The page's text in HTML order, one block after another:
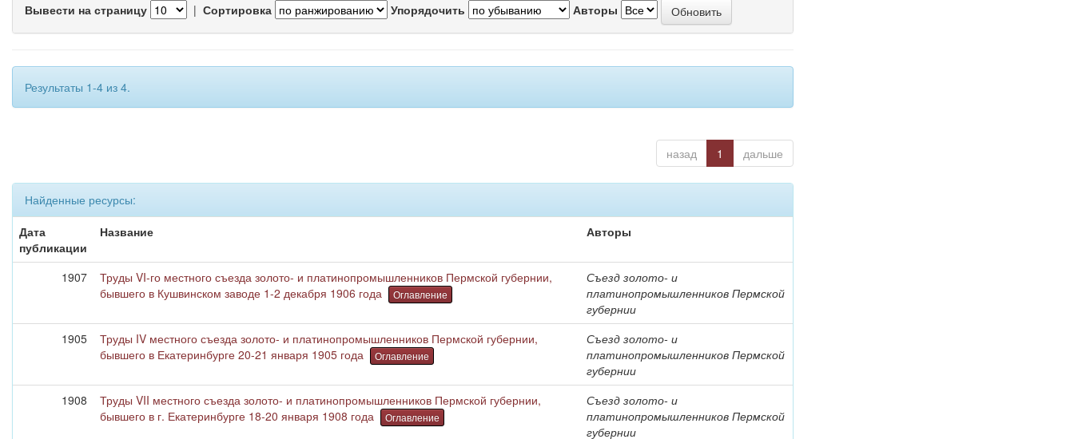
Вывести на страницу | Сортировка Упорядочить Авторы
Результаты 1-4 из 4.
назад 1 дальше
Найденные ресурсы:
Дата
публикации
Название Авторы
1907
Труды VI-го местного съезда золото- и платинопромышленников Пермской губернии,
бывшего в Кушвинском заводе 1-2 декабря 1906 года
Оглавление
Съезд золото- и
платинопромышленников Пермской
губернии
1905
Труды IV местного съезда золото- и платинопромышленников Пермской губернии,
бывшего в Екатеринбурге 20-21 января 1905 года
Оглавление
Съезд золото- и
платинопромышленников Пермской
губернии
1908
Труды VII местного съезда золото- и платинопромышленников Пермской губернии,
бывшего в г. Екатеринбурге 18-20 января 1908 года
Оглавление
Съезд золото- и
платинопромышленников Пермской
губернии